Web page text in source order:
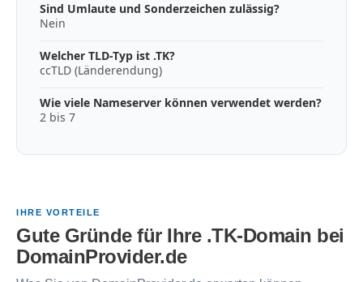
Sind Umlaute und Sonderzeichen zulässig?
Nein
Welcher TLD-Typ ist .TK?
ccTLD (Länderendung)
Wie viele Nameserver können verwendet werden?
2 bis 7
IHRE VORTEILE
Gute Gründe für Ihre .TK-Domain bei
DomainProvider.de